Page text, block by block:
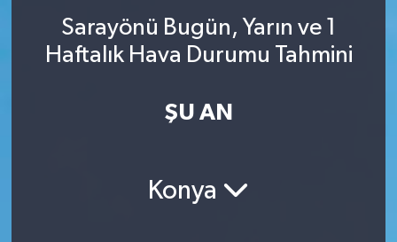
Sarayönü Bugün, Yarın ve 1
Haftalık Hava Durumu Tahmini
ŞU AN
Konya